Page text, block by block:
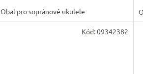
Obal pro sopránové ukulele
Kód:09342382